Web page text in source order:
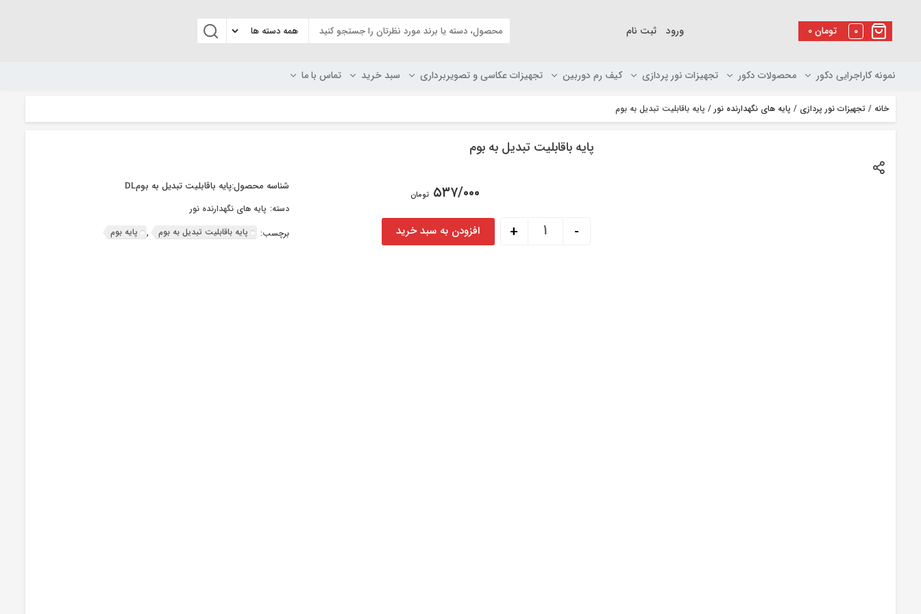
۰تومان 0 ورود ثبت نام
نمونه کاراجرایی دکور محصولات دکور تجهیزات نور پردازی کیف رم دوربین تجهیزات عکاسی و تصویربرداری سبد خرید تماس با ما
خانه / تجهیزات نور پردازی / پایه های نگهدارنده نور / پایه باقابلیت تبدیل به بوم
پایه باقابلیت تبدیل به بوم
۵۳۷/۰۰۰ تومان
پایه باقابلیت تبدیل به بوم عدد
-
+ افزودن به سبد خرید
شناسه محصول:پایه باقابلیت تبدیل به بومDL
دسته: پایه های نگهدارنده نور
برچسب:
پایه باقابلیت تبدیل به بوم , پایه بوم